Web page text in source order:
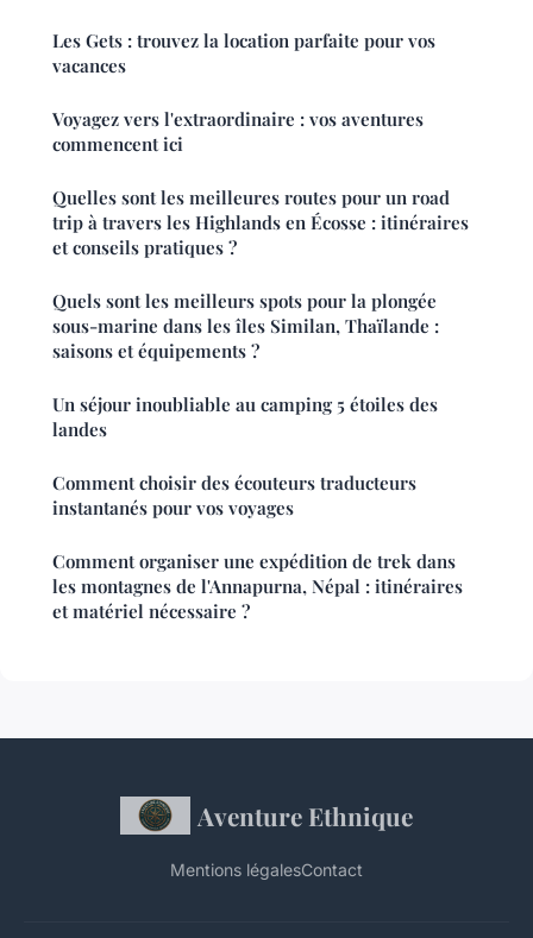
Les Gets : trouvez la location parfaite pour vos
vacances
Voyagez vers l'extraordinaire : vos aventures
commencent ici
Quelles sont les meilleures routes pour un road
trip à travers les Highlands en Écosse : itinéraires
et conseils pratiques ?
Quels sont les meilleurs spots pour la plongée
sous-marine dans les îles Similan, Thaïlande :
saisons et équipements ?
Un séjour inoubliable au camping 5 étoiles des
landes
Comment choisir des écouteurs traducteurs
instantanés pour vos voyages
Comment organiser une expédition de trek dans
les montagnes de l'Annapurna, Népal : itinéraires
et matériel nécessaire ?
Aventure Ethnique
Mentions légalesContact